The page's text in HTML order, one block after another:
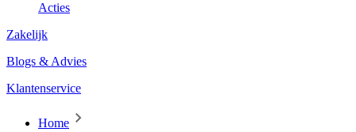
Acties
Zakelijk
Blogs & Advies
Klantenservice
Home